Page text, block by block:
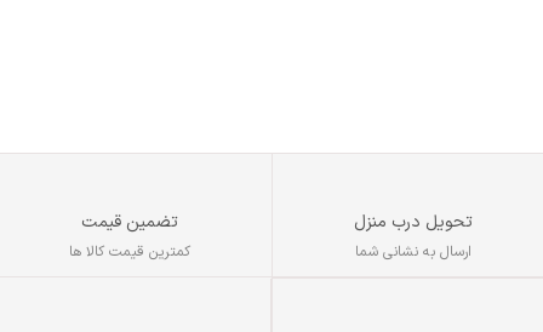
تحویل درب منزل
ارسال به نشانی شما
تضمین قیمت
کمترین قیمت کالا ها